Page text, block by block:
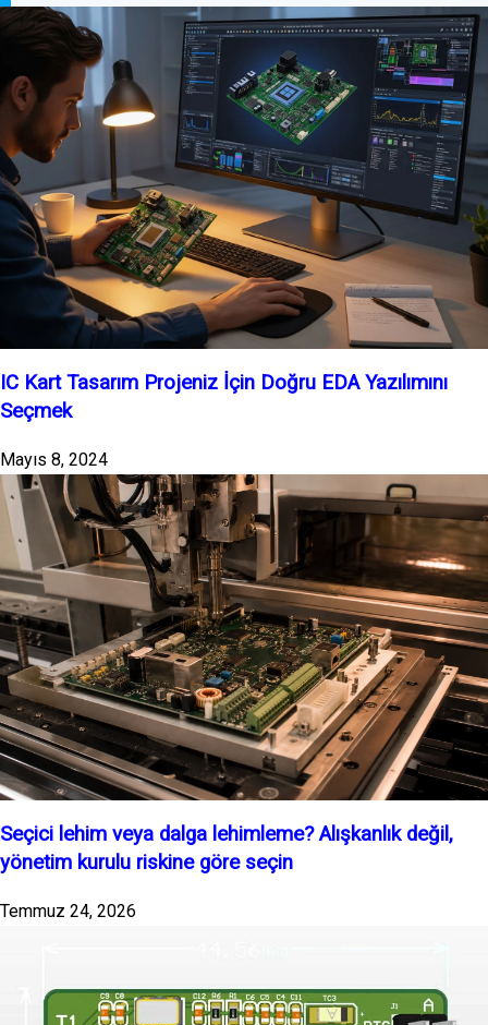
IC Kart Tasarım Projeniz İçin Doğru EDA Yazılımını
Seçmek
Mayıs 8, 2024
Seçici lehim veya dalga lehimleme? Alışkanlık değil,
yönetim kurulu riskine göre seçin
Temmuz 24, 2026